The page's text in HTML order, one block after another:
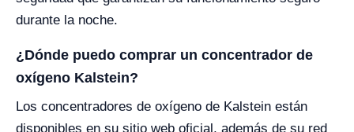
durante la noche.
¿Dónde puedo comprar un concentrador de
oxígeno Kalstein?
Los concentradores de oxígeno de Kalstein están
disponibles en su sitio web oficial, además de su red